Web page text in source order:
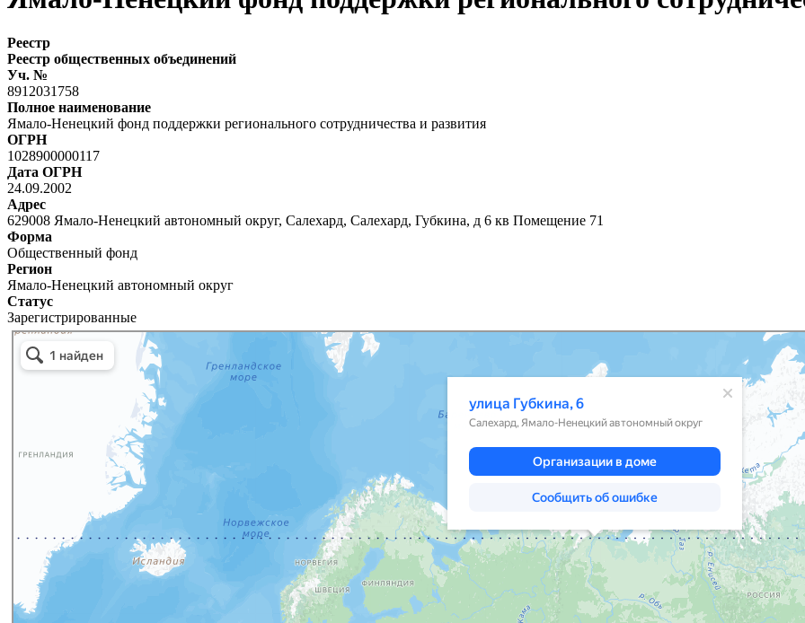
Реестр
Реестр общественных объединений
Уч. №
8912031758
Полное наименование
Ямало-Ненецкий фонд поддержки регионального сотрудничества и развития
ОГРН
1028900000117
Дата ОГРН
24.09.2002
Адрес
629008 Ямало-Ненецкий автономный округ, Салехард, Салехард, Губкина, д 6 кв Помещение 71
Форма
Общественный фонд
Регион
Ямало-Ненецкий автономный округ
Статус
Зарегистрированные